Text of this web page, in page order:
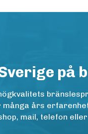
på
många års
mail, telefon